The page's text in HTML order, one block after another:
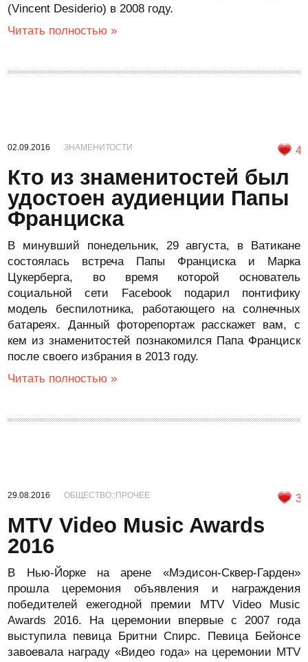
(Vincent Desiderio) в 2008 году.
Читать полностью »
02.09.2016 ЗНАМЕНИТОСТИ 4
Кто из знаменитостей был
удостоен аудиенции Папы
Франциска
В минувший понедельник, 29 августа, в Ватикане
состоялась встреча Папы Франциска и Марка
Цукерберга, во время которой основатель
социальной сети Facebook подарил понтифику
модель беспилотника, работающего на солнечных
батареях. Данный фоторепортаж расскажет вам, с
кем из знаменитостей познакомился Папа Франциск
после своего избрания в 2013 году.
Читать полностью »
29.08.2016 ОБЩЕСТВО::ПРОЧЕЕ 3
MTV Video Music Awards
2016
В Нью-Йорке на арене «Мэдисон-Сквер-Гарден»
прошла церемония объявления и награждения
победителей ежегодной премии MTV Video Music
Awards 2016. На церемонии впервые с 2007 года
выступила певица Бритни Спирс. Певица Бейонсе
завоевала награду «Видео года» на церемонии MTV